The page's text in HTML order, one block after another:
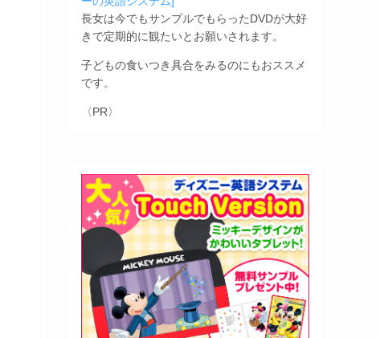
長女は今でもサンプルでもらったDVDが大好
きで定期的に観たいとお願いされます。
子どもの食いつき具合をみるのにもおススメ
です。
〈PR〉